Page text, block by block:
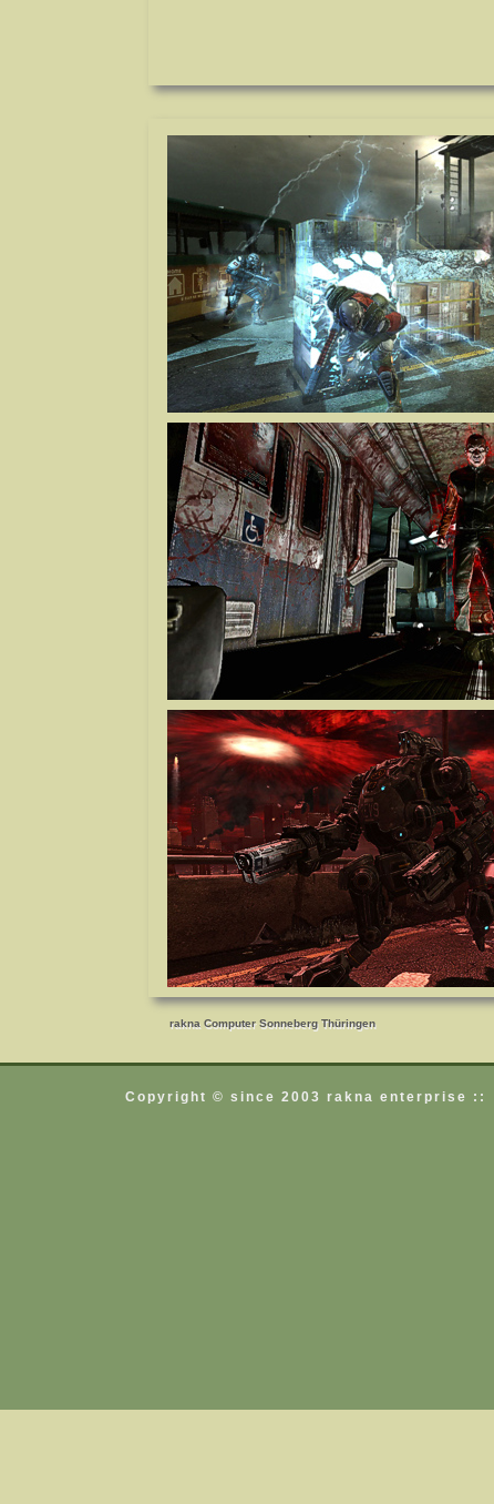
rakna Computer Sonneberg Thüringen
rakna Computer Sonneberg Thüringen
Copyright © since 2003 rakna enterprise ::